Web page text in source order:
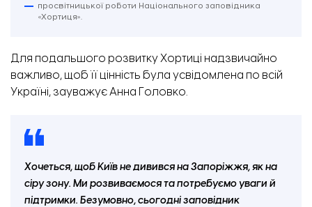
просвітницької роботи Національного заповідника
«Хортиця».
Для подальшого розвитку Хортиці надзвичайно
важливо, щоб її цінність була усвідомлена по всій
Україні, зауважує Анна Головко.
Хочеться, щоб Київ не дивився на Запоріжжя, як на
сіру зону. Ми розвиваємося та потребуємо уваги й
підтримки. Безумовно, сьогодні заповідник